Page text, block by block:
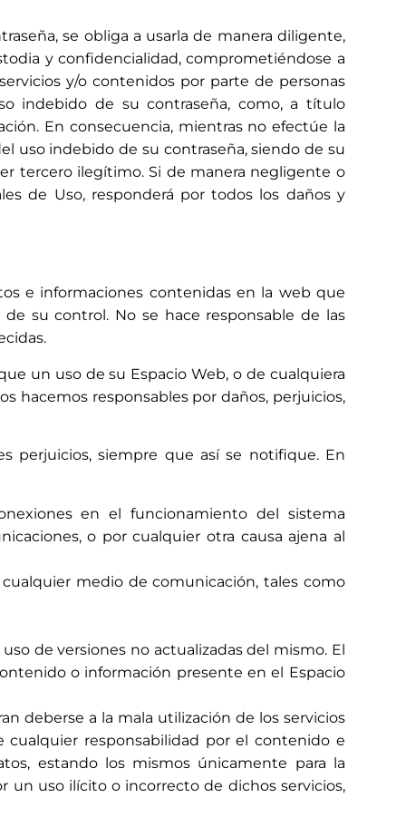
se obliga a usarla de manera diligente,
y confidencialidad, comprometiéndose a
y/o contenidos por parte de personas
indebido de su contraseña, como, a título
En consecuencia, mientras no efectúe la
uso indebido de su contraseña, siendo de su
tercero ilegítimo. Si de manera negligente o
de Uso, responderá por todos los daños y
e informaciones contenidas en la web que
su control. No se hace responsable de las
un uso de su Espacio Web, o de cualquiera
hacemos responsables por daños, perjuicios,
perjuicios, siempre que así se notifique. En
en el funcionamiento del sistema
o por cualquier otra causa ajena al
medio de comunicación, tales como
de versiones no actualizadas del mismo. El
o información presente en el Espacio
deberse a la mala utilización de los servicios
cualquier responsabilidad por el contenido e
estando los mismos únicamente para la
un uso ilícito o incorrecto de dichos servicios,